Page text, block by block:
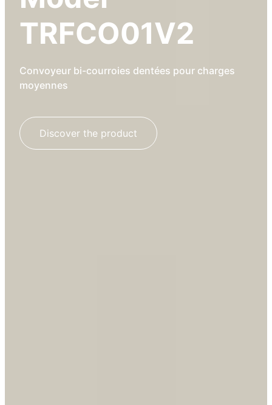
TRFCO01V2
Convoyeur bi-courroies dentées pour charges
moyennes
Discover the product